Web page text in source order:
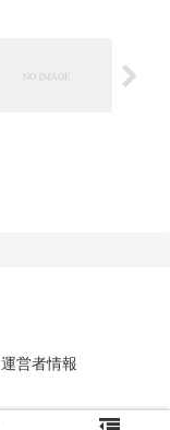
運営者情報